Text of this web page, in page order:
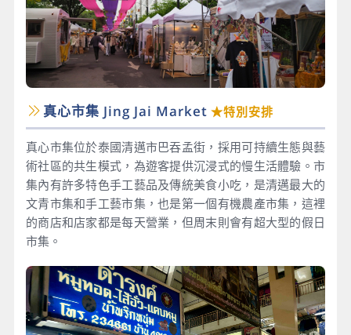
真心市集 Jing Jai Market ★特別安排
真心市集位於泰國清邁市巴吞孟街，採用可持續生態與藝
術社區的共生模式，為遊客提供沉浸式的慢生活體驗。市
集內有許多特色手工藝品及傳統美食小吃，是清邁最大的
文青市集和手工藝市集，也是第一個有機農產市集，這裡
的商店和店家都是每天營業，但周末則會有超大型的假日
市集。